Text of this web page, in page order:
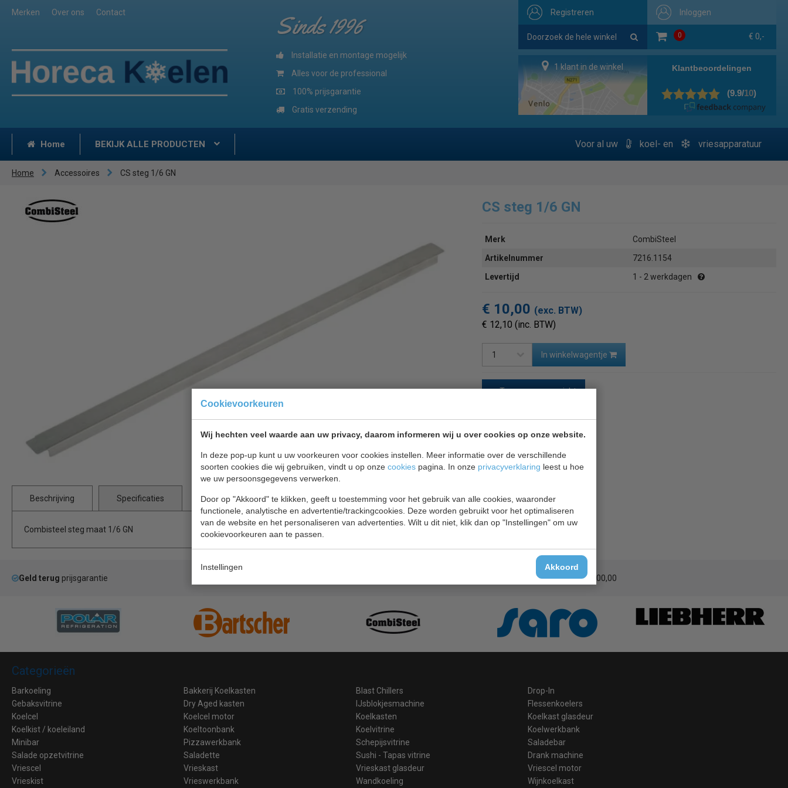
Cookievoorkeuren
Wij hechten veel waarde aan uw privacy, daarom informeren wij u over cookies op onze website.
In deze pop-up kunt u uw voorkeuren voor cookies instellen. Meer informatie over de verschillende
soorten cookies die wij gebruiken, vindt u op onze cookies pagina. In onze privacyverklaring leest u hoe
we uw persoonsgegevens verwerken.
Door op "Akkoord" te klikken, geeft u toestemming voor het gebruik van alle cookies, waaronder
functionele, analytische en advertentie/trackingcookies. Deze worden gebruikt voor het optimaliseren
van de website en het personaliseren van advertenties. Wilt u dit niet, klik dan op "Instellingen" om uw
cookievoorkeuren aan te passen.
Instellingen Akkoord
Merken Over ons Contact Inloggen
0 € 0,-
Registreren
Sinds 1996
Installatie en montage mogelijk
Alles voor de professional
100% prijsgarantie
Gratis verzending
1 klant in de winkel
Home BEKIJK ALLE PRODUCTEN Voor al uw koel- en vriesapparatuur
Home Accessoires CS steg 1/6 GN
CS steg 1/6 GN
Merk
CombiSteel
Artikelnummer
7216.1154
Levertijd
1 - 2 werkdagen
€ 10,00 (exc. BTW)
€ 12,10 (inc. BTW)
In winkelwagentje
Terug naar overzicht
Beschrijving Specificaties
Combisteel steg maat 1/6 GN
Geld terug prijsgarantie Gratis verzendingvanaf € 200,00
Categorieën
Barkoeling Bakkerij Koelkasten Blast Chillers
Drop-In
Gebaksvitrine
Dry Aged kasten IJsblokjesmachine
Flessenkoelers
Koelcel
Koelcel motor Koelkasten
Koelkast glasdeur
Koelkist / koeleiland
Koeltoonbank Koelvitrine
Koelwerkbank
Minibar
Pizzawerkbank Schepijsvitrine
Saladebar
Salade opzetvitrine
Saladette Sushi - Tapas vitrine
Drank machine
Vriescel
Vrieskast Vrieskast glasdeur
Vriescel motor
Vrieskist
Vrieswerkbank Wandkoeling Wijnkoelkast